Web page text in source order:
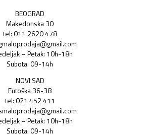
BEOGRAD
Makedonska 30
tel: 011 2620 478
– Petak: 10h-18h
Subota: 09-14h
NOVI SAD
Futoška 36-38
tel: 021 452 411
– Petak: 10h-18h
Subota: 09-14h